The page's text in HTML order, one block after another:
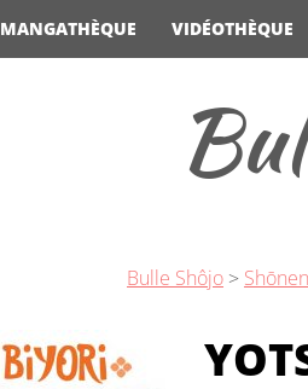
MANGATHÈQUE VIDÉOTHÈQUE
Bulle Shôjo >